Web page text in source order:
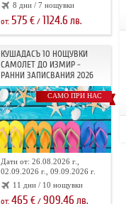
8 дни / 7 нощувки
от: 575 €/ 1124.6лв.
КУШАДАСЪ 10 НОЩУВКИ
САМОЛЕТ ДО ИЗМИР -
РАННИ ЗАПИСВАНИЯ 2026
САМО ПРИ НАС
Дати от: 26.08.2026 г.,
02.09.2026 г., 09.09.2026 г.
11 дни / 10 нощувки
от: 465 €/ 909.46лв.